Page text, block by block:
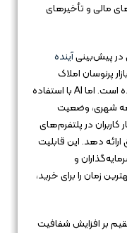
مالی و تأخیرهای
پیش‌بینیآینده
پرنوسان املاک
همیشه یکی از پیچیده‌ترین چالش‌ها بوده است. اما AI با استفاده
شهری، وضعیت
در پلتفرم‌های
دهد. این قابلیت
و
زمان را برای خرید،
بر افزایش شفافیت